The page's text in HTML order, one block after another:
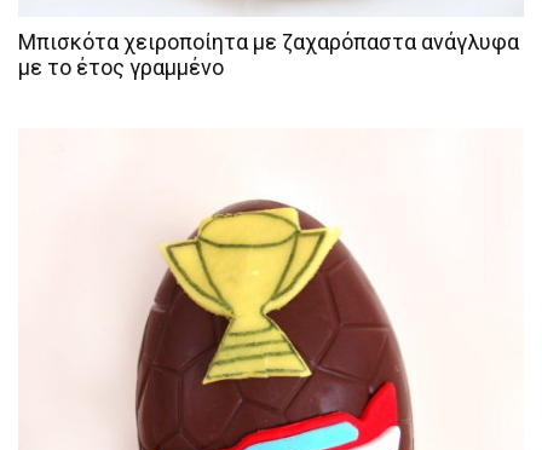
Μπισκότα χειροποίητα με ζαχαρόπαστα ανάγλυφα
με το έτος γραμμένο